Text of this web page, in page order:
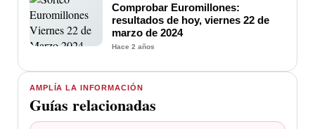
AMPLÍA LA INFORMACIÓN
Guías relacionadas
Comprobar Euromillones:
resultados de hoy, viernes 22 de
marzo de 2024
Hace 2 años